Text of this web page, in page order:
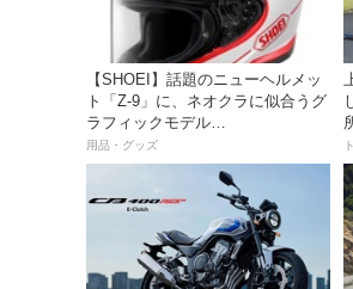
【SHOEI】話題のニューヘルメッ
ト「Z-9」に、ネオクラに似合うグ
ラフィックモデル
「BURNSIDE（バーンサイド）」
が登場！
用品・グッズ